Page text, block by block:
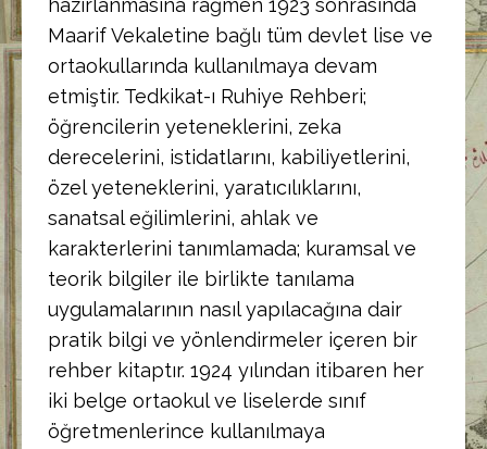
hazırlanmasına rağmen 1923 sonrasında
Maarif Vekaletine bağlı tüm devlet lise ve
ortaokullarında kullanılmaya devam
etmiştir. Tedkikat-ı Ruhiye Rehberi;
öğrencilerin yeteneklerini, zeka
derecelerini, istidatlarını, kabiliyetlerini,
özel yeteneklerini, yaratıcılıklarını,
sanatsal eğilimlerini, ahlak ve
karakterlerini tanımlamada; kuramsal ve
teorik bilgiler ile birlikte tanılama
uygulamalarının nasıl yapılacağına dair
pratik bilgi ve yönlendirmeler içeren bir
rehber kitaptır. 1924 yılından itibaren her
iki belge ortaokul ve liselerde sınıf
öğretmenlerince kullanılmaya